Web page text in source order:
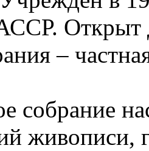
Открыт
–
собрание
живописи,